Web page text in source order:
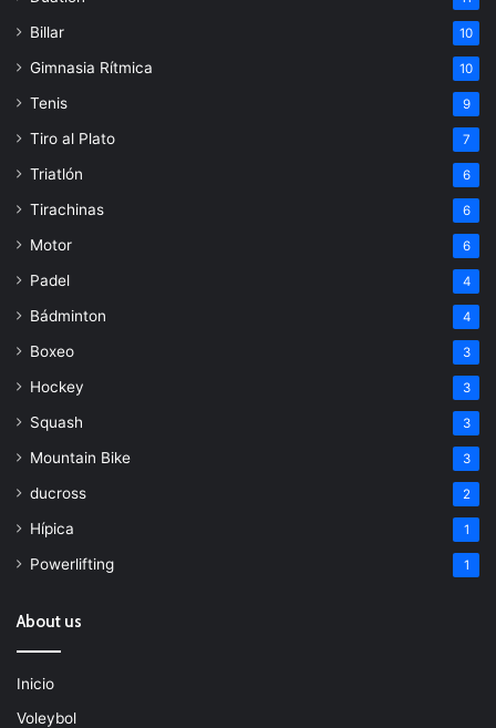
Billar 10
Gimnasia Rítmica 10
Tenis 9
Tiro al Plato 7
Triatlón 6
Tirachinas 6
Motor 6
Padel 4
Bádminton 4
Boxeo 3
Hockey 3
Squash 3
Mountain Bike 3
ducross 2
Hípica 1
Powerlifting 1
About us
Inicio
Voleybol